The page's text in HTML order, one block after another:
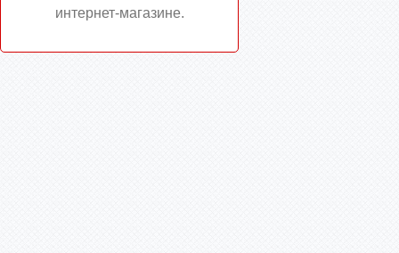
интернет-магазине.